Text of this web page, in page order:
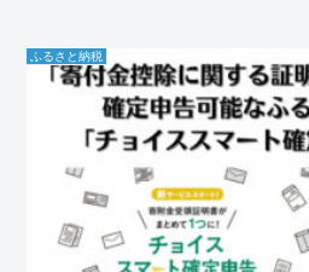
ふるさと納税